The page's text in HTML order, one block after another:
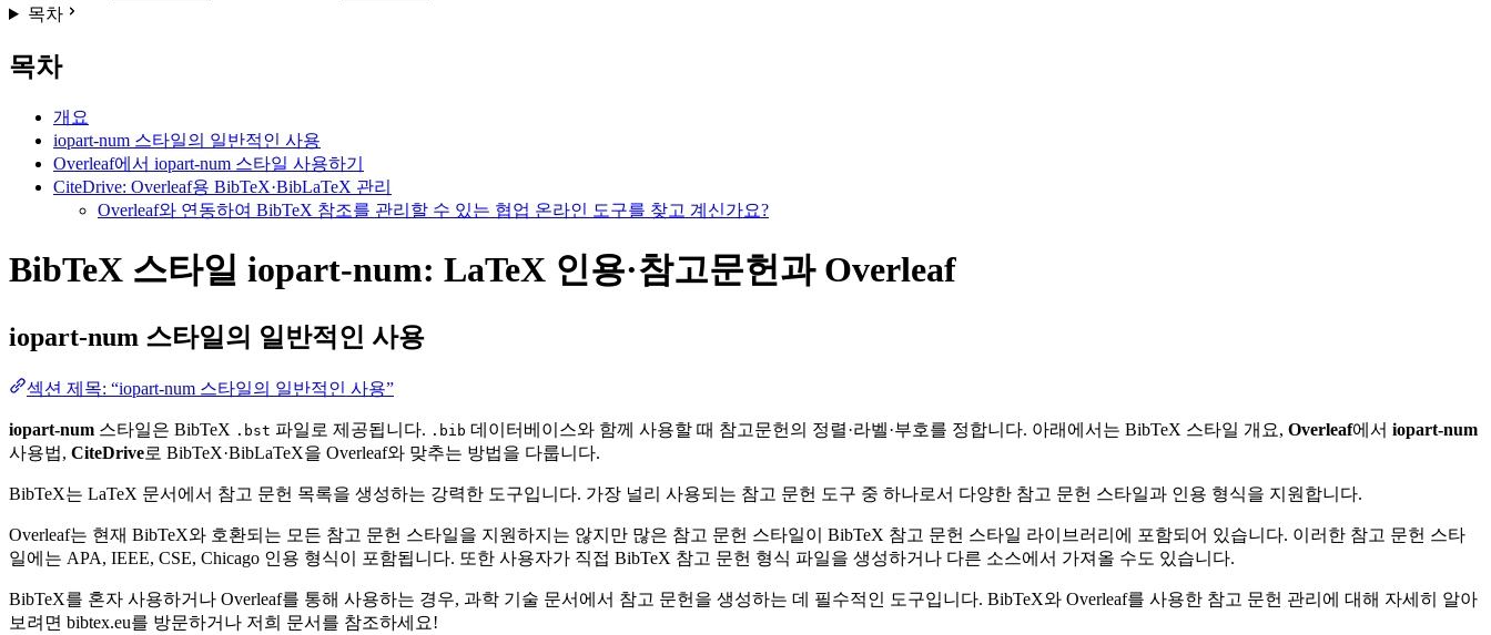
목차
목차
개요
iopart-num 스타일의 일반적인 사용
Overleaf에서 iopart-num 스타일 사용하기
CiteDrive: Overleaf용 BibTeX·BibLaTeX 관리
Overleaf와 연동하여 BibTeX 참조를 관리할 수 있는 협업 온라인 도구를 찾고 계신가요?
BibTeX 스타일 iopart-num: LaTeX 인용·참고문헌과 Overleaf
iopart-num 스타일의 일반적인 사용
섹션 제목: “iopart-num 스타일의 일반적인 사용”
iopart-num 스타일은 BibTeX .bst 파일로 제공됩니다. .bib 데이터베이스와 함께 사용할 때 참고문헌의 정렬·라벨·부호를 정합니다. 아래에서는 BibTeX 스타일 개요, Overleaf에서 iopart-num
사용법, CiteDrive로 BibTeX·BibLaTeX을 Overleaf와 맞추는 방법을 다룹니다.
BibTeX는 LaTeX 문서에서 참고 문헌 목록을 생성하는 강력한 도구입니다. 가장 널리 사용되는 참고 문헌 도구 중 하나로서 다양한 참고 문헌 스타일과 인용 형식을 지원합니다.
Overleaf는 현재 BibTeX와 호환되는 모든 참고 문헌 스타일을 지원하지는 않지만 많은 참고 문헌 스타일이 BibTeX 참고 문헌 스타일 라이브러리에 포함되어 있습니다. 이러한 참고 문헌 스타
일에는 APA, IEEE, CSE, Chicago 인용 형식이 포함됩니다. 또한 사용자가 직접 BibTeX 참고 문헌 형식 파일을 생성하거나 다른 소스에서 가져올 수도 있습니다.
BibTeX를 혼자 사용하거나 Overleaf를 통해 사용하는 경우, 과학 기술 문서에서 참고 문헌을 생성하는 데 필수적인 도구입니다. BibTeX와 Overleaf를 사용한 참고 문헌 관리에 대해 자세히 알아
보려면 bibtex.eu를 방문하거나 저희 문서를 참조하세요!